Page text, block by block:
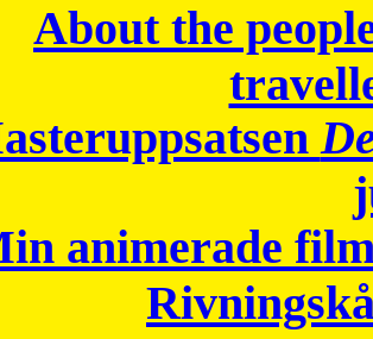
About the
animerade